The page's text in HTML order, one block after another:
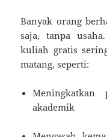
Banyak orang
saja, tanpa
kuliah gratis
matang, seperti:
akademik